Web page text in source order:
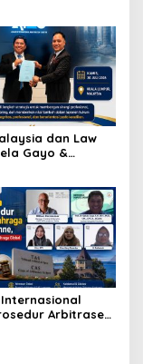
dan Law
Gayo &
Arbitrase